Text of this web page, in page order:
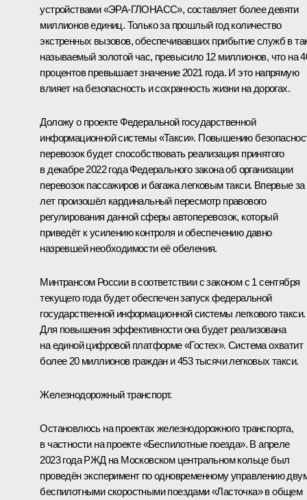
устройствами «ЭРА-ГЛОНАСС», составляет более девяти
миллионов единиц. Только за прошлый год количество
экстренных вызовов, обеспечивавших прибытие служб в
называемый золотой час, превысило 12 миллионов, что на
процентов превышает значение 2021 года. И это напрямую
влияет на безопасность и сохранность жизни на дорогах.
Доложу о проекте Федеральной государственной
информационной системы «Такси». Повышению
перевозок будет способствовать реализация принятого
в декабре 2022 года Федерального закона об организации
перевозок пассажиров и багажа легковым такси. Впервые за
лет произошёл кардинальный пересмотр правового
регулирования данной сферы автоперевозок, который
приведёт к усилению контроля и обеспечению давно
назревшей необходимости её обеления.
Минтрансом России в соответствии с законом с 1 сентября
текущего года будет обеспечен запуск федеральной
государственной информационной системы легкового такси.
Для повышения эффективности она будет реализована
на единой цифровой платформе «Гостех». Система охватит
более 20 миллионов граждан и 453 тысячи легковых такси.
Железнодорожный транспорт.
Остановлюсь на проектах железнодорожного транспорта,
в частности на проекте «Беспилотные поезда». В апреле
2023 года РЖД на Московском центральном кольце был
проведён эксперимент по одновременному управлению
беспилотными скоростными поездами «Ласточка» в общем